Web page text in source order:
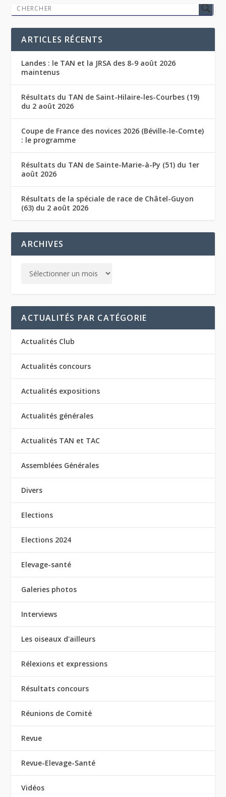
ARTICLES RÉCENTS
Landes : le TAN et la JRSA des 8-9 août 2026
maintenus
Résultats du TAN de Saint-Hilaire-les-Courbes (19)
du 2 août 2026
Coupe de France des novices 2026 (Béville-le-Comte)
: le programme
Résultats du TAN de Sainte-Marie-à-Py (51) du 1er
août 2026
Résultats de la spéciale de race de Châtel-Guyon
(63) du 2 août 2026
ARCHIVES
ACTUALITÉS PAR CATÉGORIE
Actualités Club
Actualités concours
Actualités expositions
Actualités générales
Actualités TAN et TAC
Assemblées Générales
Divers
Elections
Elections 2024
Elevage-santé
Galeries photos
Interviews
Les oiseaux d'ailleurs
Rélexions et expressions
Résultats concours
Réunions de Comité
Revue
Revue-Elevage-Santé
Vidéos